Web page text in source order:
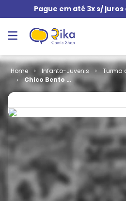
Pague em até 3x s/ juros
Infanto-Juvenis Turma
Chico Bento #
075